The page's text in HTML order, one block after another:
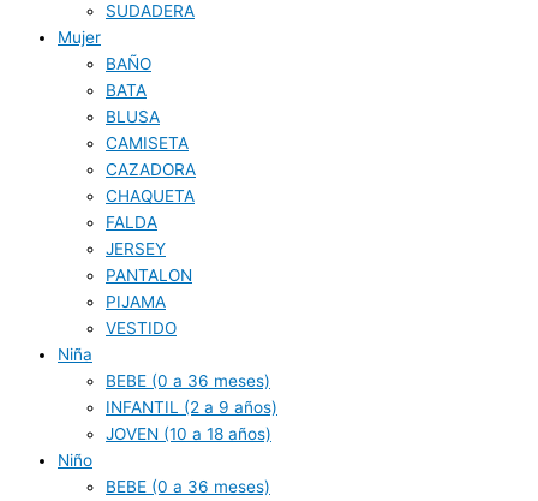
SUDADERA
Mujer
BAÑO
BATA
BLUSA
CAMISETA
CAZADORA
CHAQUETA
FALDA
JERSEY
PANTALON
PIJAMA
VESTIDO
Niña
BEBE (0 a 36 meses)
INFANTIL (2 a 9 años)
JOVEN (10 a 18 años)
Niño
BEBE (0 a 36 meses)